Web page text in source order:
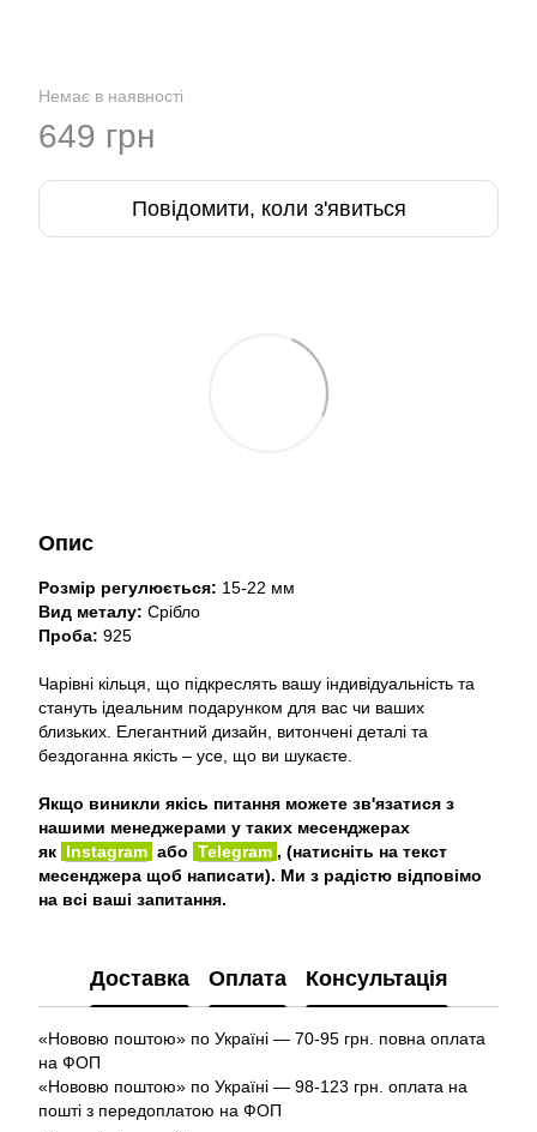
Немає в наявності
649 грн
Повідомити, коли з'явиться
Опис
Розмір регулюється: 15-22 мм
Вид металу: Срібло
Проба: 925
Чарівні кільця, що підкреслять вашу індивідуальність та
стануть ідеальним подарунком для вас чи ваших
близьких. Елегантний дизайн, витончені деталі та
бездоганна якість – усе, що ви шукаєте.
Якщо виникли якісь питання можете зв'язатися з
нашими менеджерами у таких месенджерах
як Instagram або Telegram , (натисніть на текст
месенджера щоб написати). Ми з радістю відповімо
на всі ваші запитання.
Доставка Оплата Консультація
«Нововю поштою» по Україні — 70-95 грн. повна оплата
на ФОП
«Нововю поштою» по Україні — 98-123 грн. оплата на
пошті з передоплатою на ФОП